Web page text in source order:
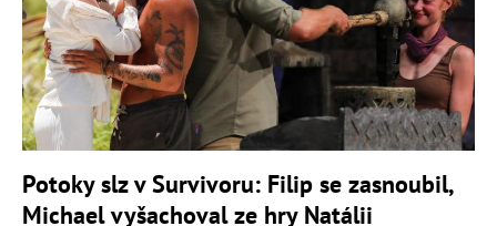
Potoky slz v Survivoru: Filip se zasnoubil,
Michael vyšachoval ze hry Natálii